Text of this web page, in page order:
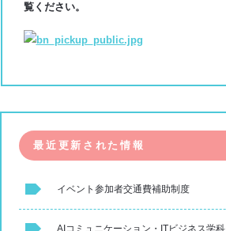
覧ください。
最近更新された情報
イベント参加者交通費補助制度